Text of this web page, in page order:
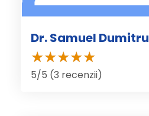
Dr. Samuel Dumitru
5/5 (3 recenzii)